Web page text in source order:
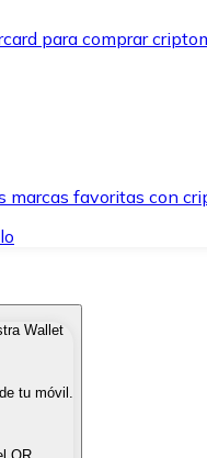
para comprar
marcas favoritas con
métodos de
rápida y segura.
Wallet
tu móvil.